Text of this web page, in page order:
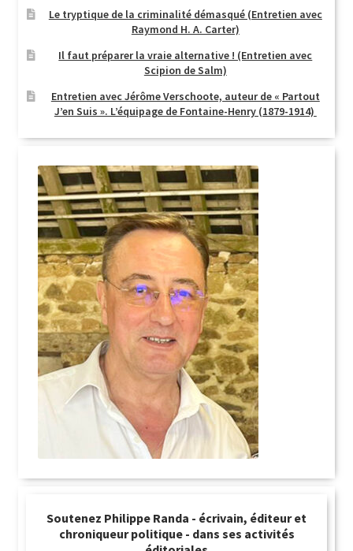
Le tryptique de la criminalité démasqué (Entretien avec
Raymond H. A. Carter)
Il faut préparer la vraie alternative ! (Entretien avec
Scipion de Salm)
Entretien avec Jérôme Verschoote, auteur de « Partout
J’en Suis ». L’équipage de Fontaine-Henry (1879-1914)
Soutenez Philippe Randa - écrivain, éditeur et
chroniqueur politique - dans ses activités